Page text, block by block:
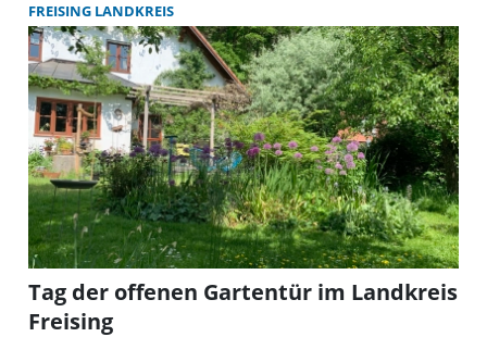
FREISING LANDKREIS
Tag der offenen Gartentür im Landkreis
Freising